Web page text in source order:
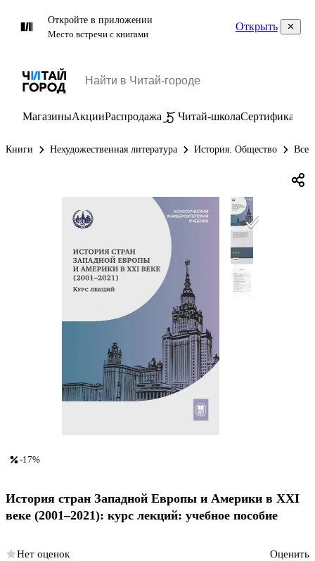
Откройте в приложении
Место встречи с книгами
Открыть
МагазиныАкцииРаспродажа Читай-школаСертификаты
Книги Нехудожественная литература История. Общество
-17%
История стран Западной Европы и Америки в XXI
веке (2001–2021): курс лекций: учебное пособие
Нет оценок
Оценить